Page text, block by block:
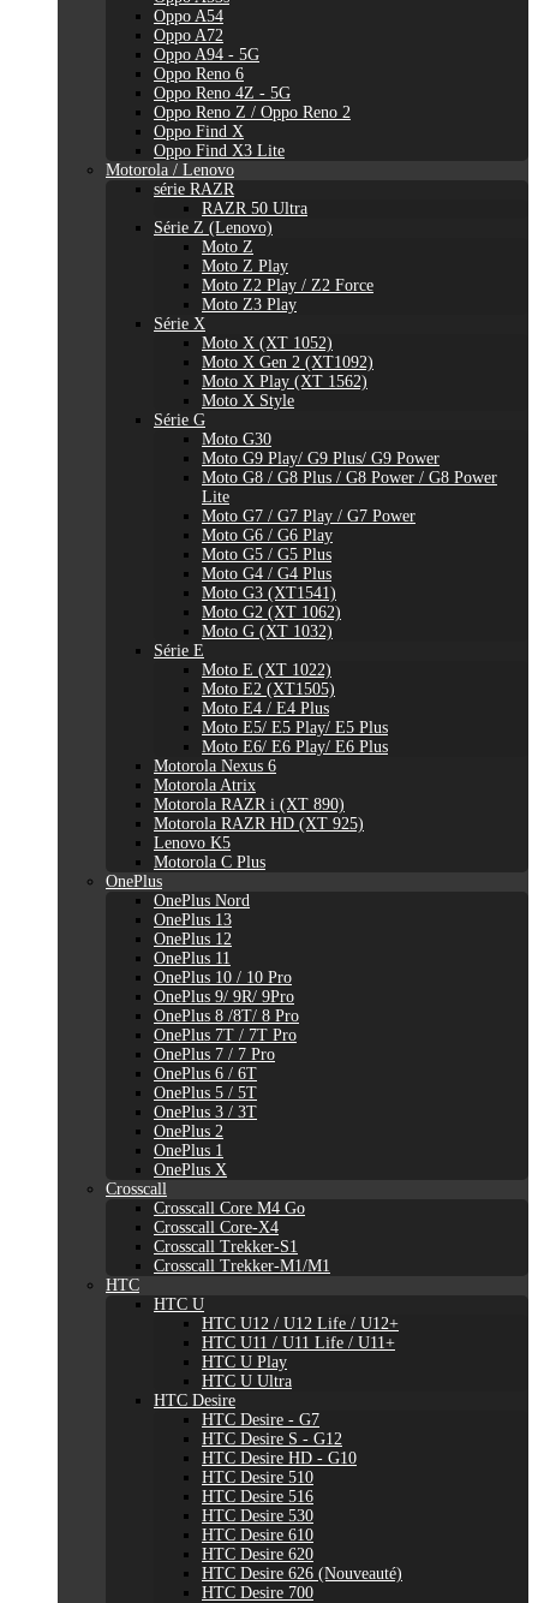
Oppo A54
Oppo A72
Oppo A94 - 5G
Oppo Reno 6
Oppo Reno 4Z - 5G
Oppo Reno Z / Oppo Reno 2
Oppo Find X
Oppo Find X3 Lite
Motorola / Lenovo
série RAZR
RAZR 50 Ultra
Série Z (Lenovo)
Moto Z
Moto Z Play
Moto Z2 Play / Z2 Force
Moto Z3 Play
Série X
Moto X (XT 1052)
Moto X Gen 2 (XT1092)
Moto X Play (XT 1562)
Moto X Style
Série G
Moto G30
Moto G9 Play/ G9 Plus/ G9 Power
Moto G8 / G8 Plus / G8 Power / G8 Power
Lite
Moto G7 / G7 Play / G7 Power
Moto G6 / G6 Play
Moto G5 / G5 Plus
Moto G4 / G4 Plus
Moto G3 (XT1541)
Moto G2 (XT 1062)
Moto G (XT 1032)
Série E
Moto E (XT 1022)
Moto E2 (XT1505)
Moto E4 / E4 Plus
Moto E5/ E5 Play/ E5 Plus
Moto E6/ E6 Play/ E6 Plus
Motorola Nexus 6
Motorola Atrix
Motorola RAZR i (XT 890)
Motorola RAZR HD (XT 925)
Lenovo K5
Motorola C Plus
OnePlus
OnePlus Nord
OnePlus 13
OnePlus 12
OnePlus 11
OnePlus 10 / 10 Pro
OnePlus 9/ 9R/ 9Pro
OnePlus 8 /8T/ 8 Pro
OnePlus 7T / 7T Pro
OnePlus 7 / 7 Pro
OnePlus 6 / 6T
OnePlus 5 / 5T
OnePlus 3 / 3T
OnePlus 2
OnePlus 1
OnePlus X
Crosscall
Crosscall Core M4 Go
Crosscall Core-X4
Crosscall Trekker-S1
Crosscall Trekker-M1/M1
HTC
HTC U
HTC U12 / U12 Life / U12+
HTC U11 / U11 Life / U11+
HTC U Play
HTC U Ultra
HTC Desire
HTC Desire - G7
HTC Desire S - G12
HTC Desire HD - G10
HTC Desire 510
HTC Desire 516
HTC Desire 530
HTC Desire 610
HTC Desire 620
HTC Desire 626 (Nouveauté)
HTC Desire 700